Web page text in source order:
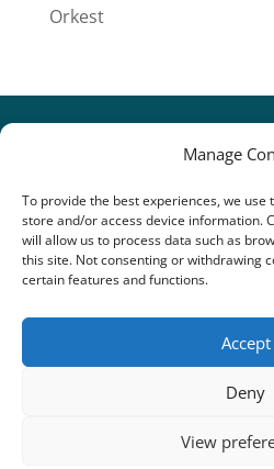
Manage
To provide the best experiences, we use
store and/or access device information.
will allow us to process data such as
this site. Not consenting or withdrawing
certain features and functions.
Accept
Deny
View
Orkest